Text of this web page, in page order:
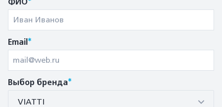
ФИО
Email*
Выбор бренда*
VIATTI